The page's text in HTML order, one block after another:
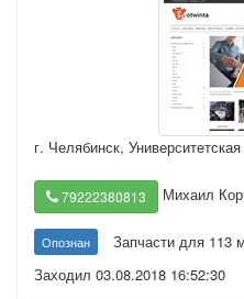
г. Челябинск,
79222380813 Михаил
Опознан Запчасти для 113
Заходил 03.08.2018 16:52:30